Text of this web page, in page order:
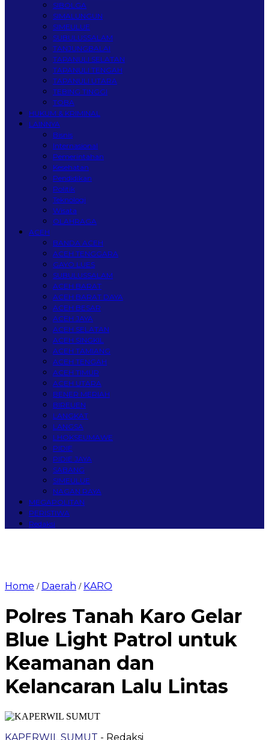
SIBOLGA
SIMALUNGUN
SIMEULUE
SUBULUSSALAM
TANJUNGBALAI
TAPANULI SELATAN
TAPANULI TENGAH
TAPANULI UTARA
TEBING TINGGI
TOBA
HUKUM & KRIMINAL
LAINNYA
Bisnis
Internasional
Pemerintahan
Kesehatan
Pendidikan
Politik
Teknologi
Wisata
OLAHRAGA
ACEH
BANDA ACEH
ACEH TENGGARA
GAYO LUES
SUBULUSSALAM
ACEH BARAT
ACEH BARAT DAYA
ACEH BESAR
ACEH JAYA
ACEH SELATAN
ACEH SINGKIL
ACEH TAMIANG
ACEH TENGAH
ACEH TIMUR
ACEH UTARA
BENER MERIAH
BIREUEN
LANGKAT
LANGSA
LHOKSEUMAWE
PIDIE
PIDIE JAYA
SABANG
SIMEULUE
NAGAN RAYA
MEGAPOLITAN
PERISTIWA
Redaksi
Home / Daerah / KARO
Polres Tanah Karo Gelar
Blue Light Patrol untuk
Keamanan dan
Kelancaran Lalu Lintas
KAPERWIL SUMUT - Redaksi